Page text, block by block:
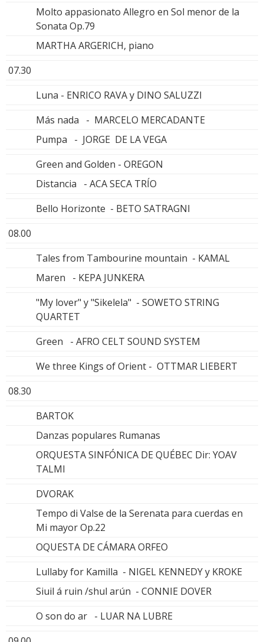
Molto appasionato Allegro en Sol menor de la
Sonata Op.79
MARTHA ARGERICH, piano
07.30
Luna - ENRICO RAVA y DINO SALUZZI
Más nada - MARCELO MERCADANTE
Pumpa - JORGE DE LA VEGA
Green and Golden - OREGON
Distancia - ACA SECA TRÍO
Bello Horizonte - BETO SATRAGNI
08.00
Tales from Tambourine mountain - KAMAL
Maren - KEPA JUNKERA
"My lover" y "Sikelela" - SOWETO STRING
QUARTET
Green - AFRO CELT SOUND SYSTEM
We three Kings of Orient - OTTMAR LIEBERT
08.30
BARTOK
Danzas populares Rumanas
ORQUESTA SINFÓNICA DE QUÉBEC Dir: YOAV
TALMI
DVORAK
Tempo di Valse de la Serenata para cuerdas en
Mi mayor Op.22
OQUESTA DE CÁMARA ORFEO
Lullaby for Kamilla - NIGEL KENNEDY y KROKE
Siuil á ruin /shul arún - CONNIE DOVER
O son do ar - LUAR NA LUBRE